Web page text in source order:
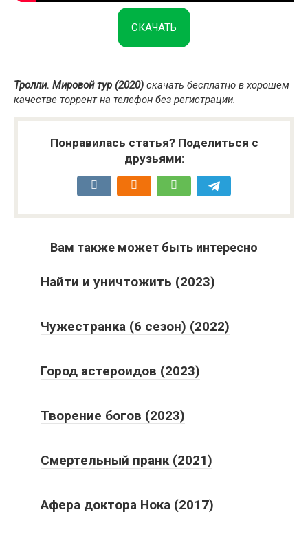
СКАЧАТЬ
Тролли. Мировой тур (2020) скачать бесплатно в хорошем
качестве торрент на телефон без регистрации.
Понравилась статья? Поделиться с
друзьями:
Вам также может быть интересно
Найти и уничтожить (2023)
Чужестранка (6 сезон) (2022)
Город астероидов (2023)
Творение богов (2023)
Смертельный пранк (2021)
Афера доктора Нока (2017)